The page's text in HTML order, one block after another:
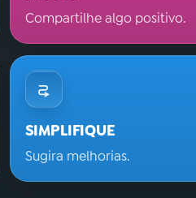
Compartilhe algo positivo.
SIMPLIFIQUE
Sugira melhorias.